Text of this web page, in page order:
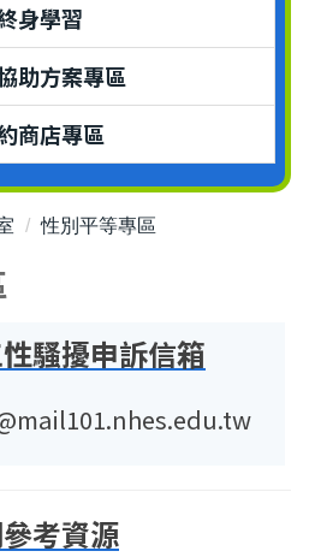
身學習
助方案專區
商店專區
性別平等專區
騷擾申訴信箱
考資源